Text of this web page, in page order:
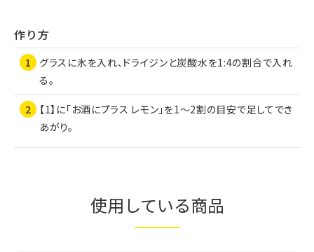
作り方
グラスに氷を入れ、ドライジンと炭酸水を1:4の割合で入れ
る。
【1】に「お酒にプラス レモン」を1～2割の目安で足してでき
あがり。
使用している商品